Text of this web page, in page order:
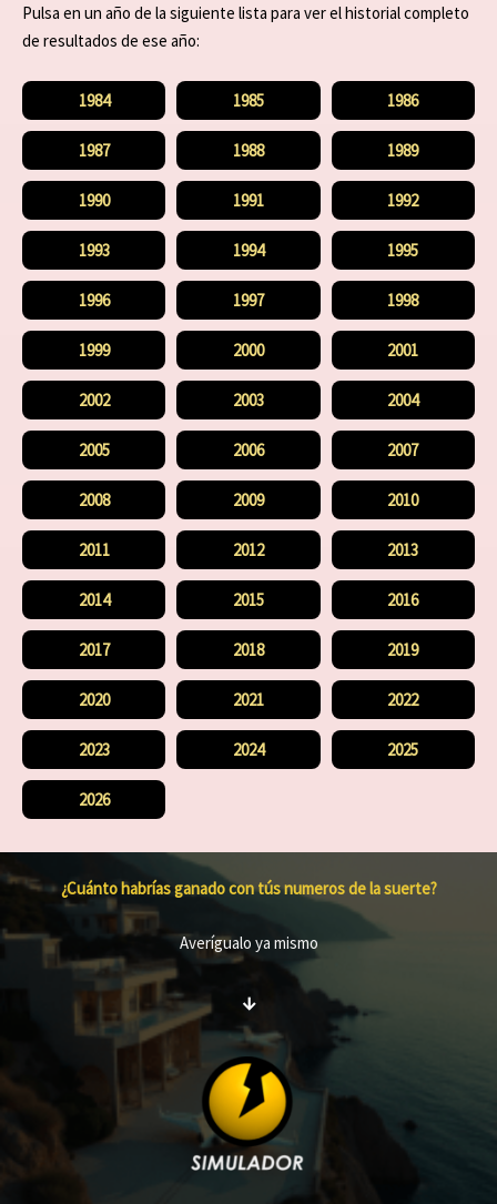
Pulsa en un año de la siguiente lista para ver el historial completo
de resultados de ese año:
1984 1985 1986
1987 1988 1989
1990 1991 1992
1993 1994 1995
1996 1997 1998
1999 2000 2001
2002 2003 2004
2005 2006 2007
2008 2009 2010
2011 2012 2013
2014 2015 2016
2017 2018 2019
2020 2021 2022
2023 2024 2025
2026
¿Cuánto habrías ganado con tús numeros de la suerte?
Averígualo ya mismo
↓